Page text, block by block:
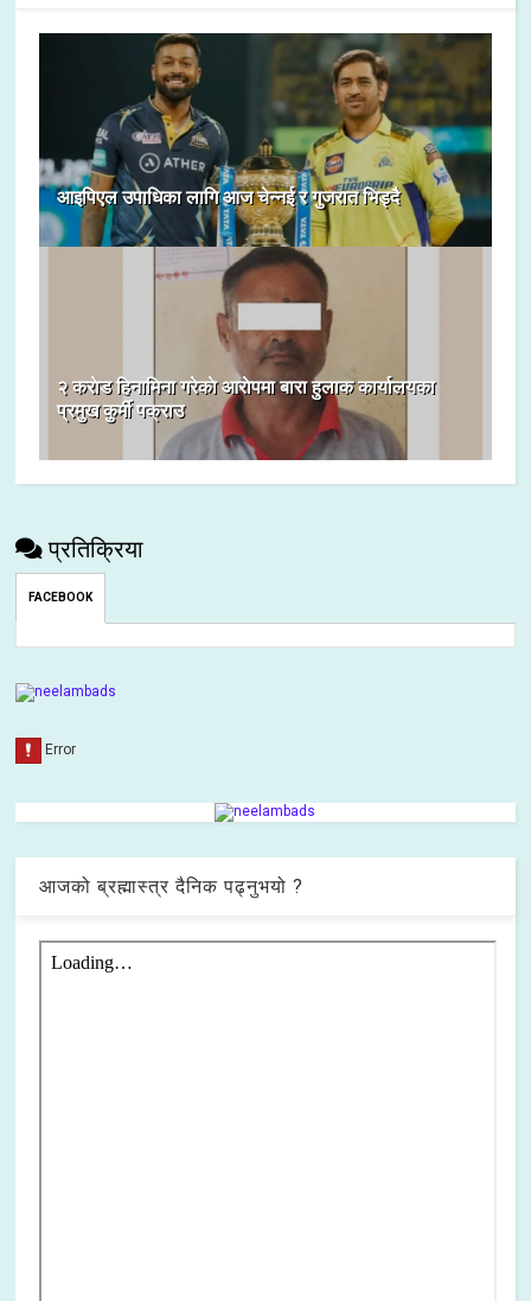
आइपिएल उपाधिका लागि आज चेन्नई र गुजरात भिड्दै
२ कराेड हिनामिना गरेकाे आराेपमा बारा हुलाक कार्यालयका
प्रमुख कुर्मी पक्राउ
प्रतिक्रिया
FACEBOOK
आजको ब्रह्मास्त्र दैनिक पढ्नुभयो ?